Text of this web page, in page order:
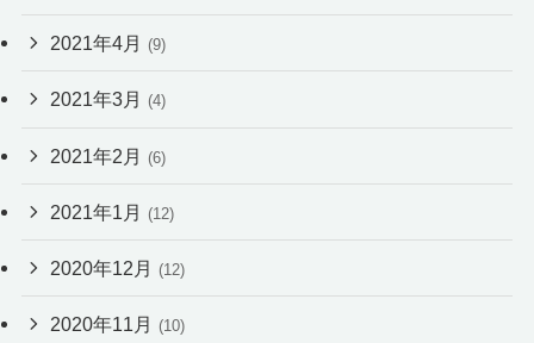
2021年4月 (9)
2021年3月 (4)
2021年2月 (6)
2021年1月 (12)
2020年12月 (12)
2020年11月 (10)